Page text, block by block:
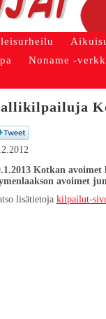
Noname -
Kotkan
avoimet
lisätietoja kilpailut-